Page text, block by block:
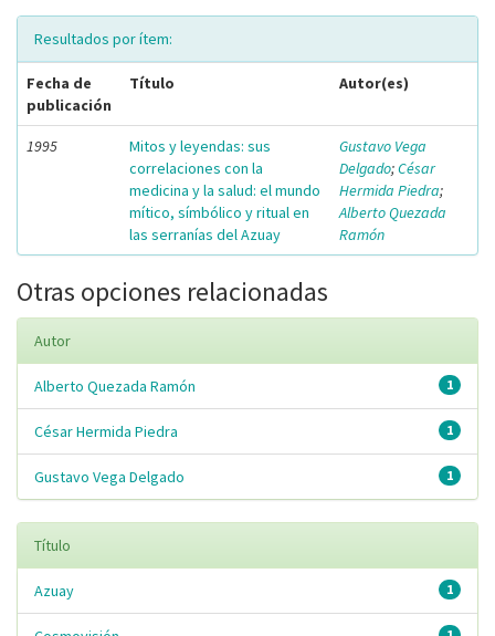
Resultados por ítem:
Fecha de
publicación
Título Autor(es)
1995
Mitos y leyendas: sus
correlaciones con la
medicina y la salud: el mundo
mítico, símbólico y ritual en
las serranías del Azuay
Gustavo Vega
Delgado;César
Hermida Piedra;
Alberto Quezada
Ramón
Otras opciones relacionadas
Autor
1
Alberto Quezada Ramón
1
César Hermida Piedra
1
Gustavo Vega Delgado
Título
1
Azuay